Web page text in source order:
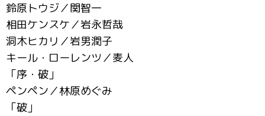
鈴原トウジ／関智一
相田ケンスケ／岩永哲哉
洞木ヒカリ／岩男潤子
キール・ローレンツ／麦人
「序・破」
ペンペン／林原めぐみ
「破」